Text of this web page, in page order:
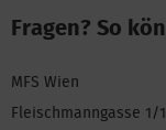
Fragen? So
MFS Wien
Fleischmanngasse 1/